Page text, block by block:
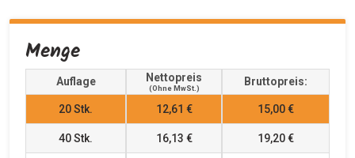
Menge
Auflage Nettopreis
(ohne MwSt.)
Bruttopreis:
20Stk. 12,61 € 15,00 €
40Stk. 16,13 € 19,20 €